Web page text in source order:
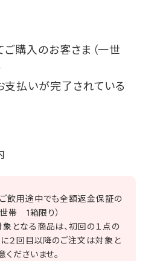
購入のお客さま（一世
支払いが完了されている
飲用途中でも全額返金保証の
世帯 1箱限り）
となる商品は、初回の１点の
に２回目以降のご注文は対象と
ださいませ。